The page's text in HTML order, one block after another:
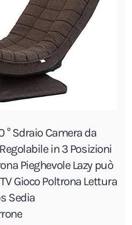
° Sdraio Camera da
in 3 Posizioni
Pieghevole Lazy può
Gioco Poltrona Lettura
Sedia